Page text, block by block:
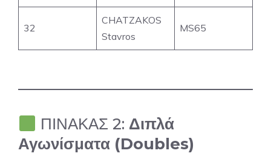
32
CHATZAKOS
Stavros
MS65
ΠΙΝΑΚΑΣ 2: Διπλά
Αγωνίσματα (Doubles)